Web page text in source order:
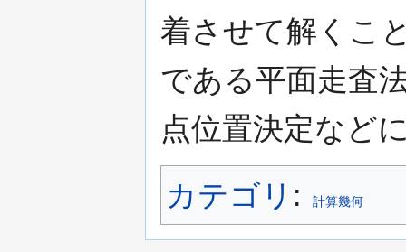
着させて解くこ
である平面走査
点位置決定など
カテゴリ : 計算幾何